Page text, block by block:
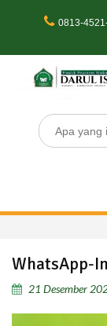
0813-
Search
for:
WhatsApp-
21 Desember